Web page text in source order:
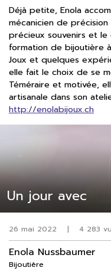
Un jour avec
26 mai 2022 | 4 283
Enola Nussbaumer
Bijoutière
Déjà petite, Enola
mécanicien de
précieux souvenirs et
formation de bijoutière
Joux et quelques
elle fait le choix de se
Téméraire et motivée,
artisanale dans son
http://enolabijoux.ch